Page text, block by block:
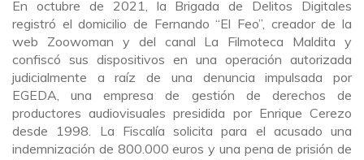
En octubre de 2021, la Brigada de Delitos Digitales
registró el domicilio de Fernando “El Feo”, creador de la
web Zoowoman y del canal La Filmoteca Maldita y
confiscó sus dispositivos en una operación autorizada
judicialmente a raíz de una denuncia impulsada por
EGEDA, una empresa de gestión de derechos de
productores audiovisuales presidida por Enrique Cerezo
desde 1998. La Fiscalía solicita para el acusado una
indemnización de 800.000 euros y una pena de prisión de